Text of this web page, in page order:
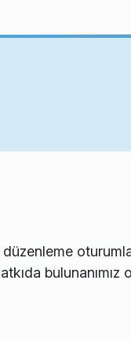
bulunanımız